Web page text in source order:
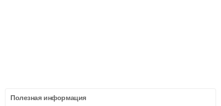
Полезная информация